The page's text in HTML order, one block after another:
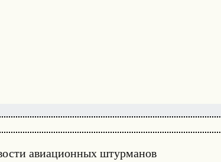
авиационных штурманов